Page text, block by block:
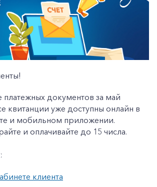
документов за май
квитанции уже доступны онлайн в
и мобильном приложении.
и оплачивайте до 15 числа.
клиента